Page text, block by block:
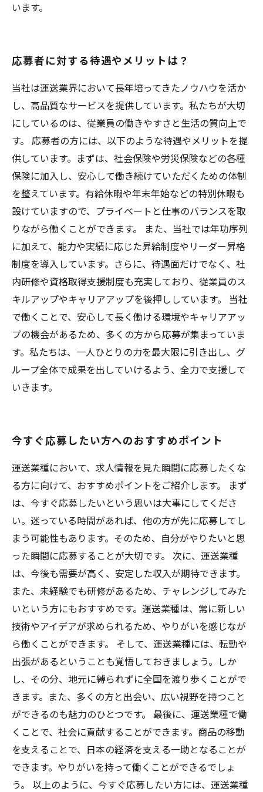
います。
応募者に対する待遇やメリットは？
当社は運送業界において長年培ってきたノウハウを活か
し、高品質なサービスを提供しています。私たちが大切
にしているのは、従業員の働きやすさと生活の質向上で
す。 応募者の方には、以下のような待遇やメリットを提
供しています。まずは、社会保険や労災保険などの各種
保険に加入し、安心して働き続けていただくための体制
を整えています。有給休暇や年末年始などの特別休暇も
設けていますので、プライベートと仕事のバランスを取
りながら働くことができます。 また、当社では年功序列
に加えて、能力や実績に応じた昇給制度やリーダー昇格
制度を導入しています。さらに、待遇面だけでなく、社
内研修や資格取得支援制度も充実しており、従業員のス
キルアップやキャリアアップを後押ししています。 当社
で働くことで、安心して長く働ける環境やキャリアアッ
プの機会があるため、多くの方から応募が集まっていま
す。私たちは、一人ひとりの力を最大限に引き出し、グ
ループ全体で成果を出していけるよう、全力で支援して
いきます。
今すぐ応募したい方へのおすすめポイント
運送業種において、求人情報を見た瞬間に応募したくな
る方に向けて、おすすめポイントをご紹介します。 まず
は、今すぐ応募したいという思いは大事にしてくださ
い。迷っている時間があれば、他の方が先に応募してし
まう可能性もあります。そのため、自分がやりたいと思
った瞬間に応募することが大切です。 次に、運送業種
は、今後も需要が高く、安定した収入が期待できます。
また、未経験でも研修があるため、チャレンジしてみた
いという方にもおすすめです。運送業種は、常に新しい
技術やアイデアが求められるため、やりがいを感じなが
ら働くことができます。 そして、運送業種には、転勤や
出張があるということも覚悟しておきましょう。しか
し、その分、地元に縛られずに全国を渡り歩くことがで
きます。また、多くの方と出会い、広い視野を持つこと
ができるのも魅力のひとつです。 最後に、運送業種で働
くことで、社会に貢献することができます。商品の移動
を支えることで、日本の経済を支える一助となることが
できます。やりがいを持って働くことができるでしょ
う。 以上のように、今すぐ応募したい方には、運送業種